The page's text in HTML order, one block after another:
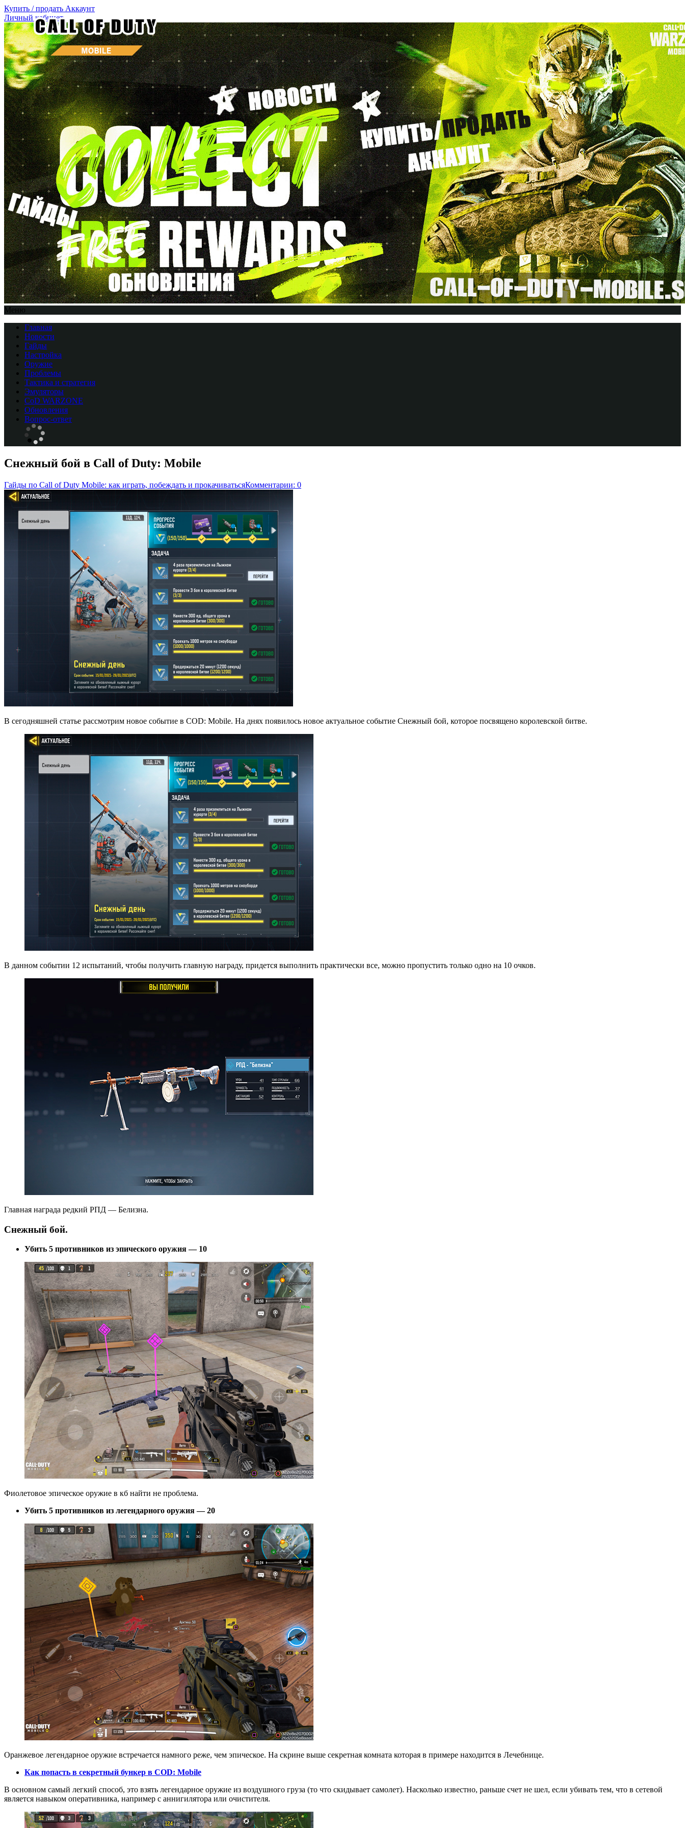
Купить / продать Аккаунт
Личный кабинет
Меню
Главная
Новости
Гайды
Настройка
Оружие
Проблемы
Тактика и стратегия
Эмуляторы
CоD WARZONE
Обновления
Вопрос-ответ
Снежный бой в Call of Duty: Mobile
Гайды по Call of Duty Mobile: как играть, побеждать и прокачиватьсяКомментарии: 0
В сегодняшней статье рассмотрим новое событие в COD: Mobile. На днях появилось новое актуальное событие Снежный бой, которое посвящено королевской битве.
В данном событии 12 испытаний, чтобы получить главную награду, придется выполнить практически все, можно пропустить только одно на 10 очков.
Главная награда редкий РПД — Белизна.
Снежный бой.
Убить 5 противников из эпического оружия — 10
Фиолетовое эпическое оружие в кб найти не проблема.
Убить 5 противников из легендарного оружия — 20
Оранжевое легендарное оружие встречается намного реже, чем эпическое. На скрине выше секретная комната которая в примере находится в Лечебнице.
Как попасть в секретный бункер в COD: Mobile
В основном самый легкий способ, это взять легендарное оружие из воздушного груза (то что скидывает самолет). Насколько известно, раньше счет не шел, если убивать тем, что в сетевой
является навыком оперативника, например с аннигилятора или очистителя.